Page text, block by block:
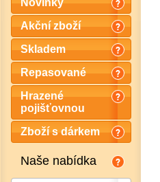
Novinky
Akční zboží
Skladem
Repasované
Hrazené
pojišťovnou
Zboží s dárkem
Naše nabídka